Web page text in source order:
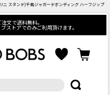
ニ スタンド)千鳥ジャガードボンディング ハーフジップ
文で送料無料。
ストアでのみご利用頂けます。